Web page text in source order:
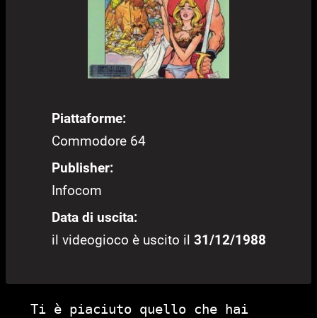
Piattaforme:
Commodore 64
Publisher:
Infocom
Data di uscita:
il videogioco è uscito il 31/12/1988
Ti è piaciuto quello che hai